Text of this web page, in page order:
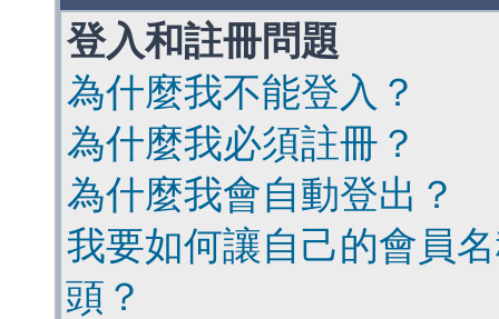
登入和註冊問題
為什麼我不能登入？
為什麼我必須註冊？
為什麼我會自動登出？
我要如何讓自己的會員
頭？